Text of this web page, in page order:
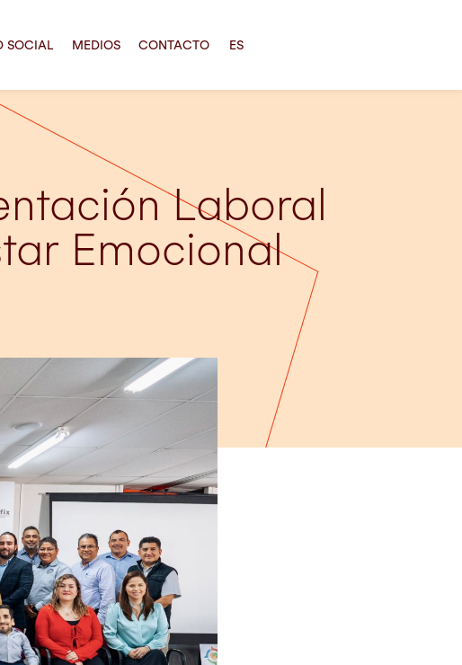
SOCIAL MEDIOS CONTACTO ES
Laboral
Emocional